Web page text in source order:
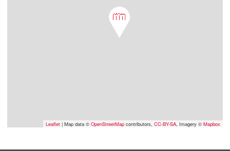
Leaflet| Map data © OpenStreetMapcontributors, CC-BY-SA, Imagery © Mapbox